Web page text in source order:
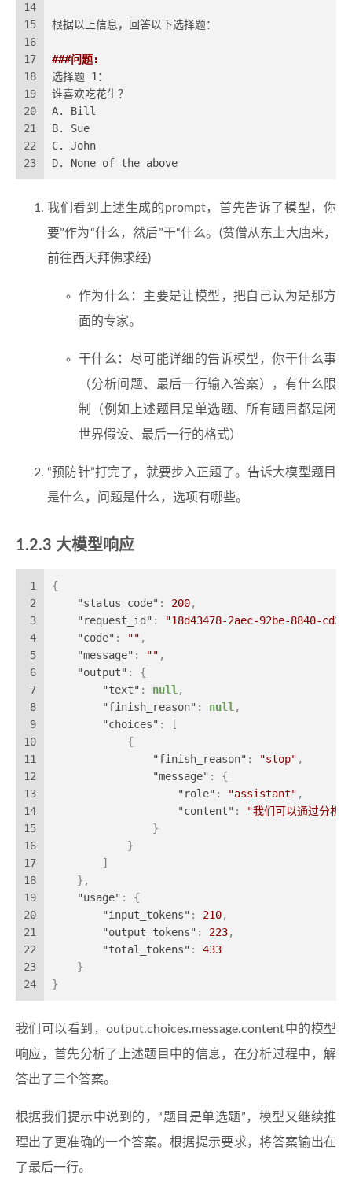
14
15
16
17
18
19
20
21
22
23
根据以上信息，回答以下选择题：
###问题:
选择题 1：
谁喜欢吃花生？
A. Bill
B. Sue
C. John
D. None of the above
我们看到上述生成的prompt，首先告诉了模型，你
要”作为“什么，然后”干“什么。(贫僧从东土大唐来，
前往西天拜佛求经)
作为什么：主要是让模型，把自己认为是那方
面的专家。
干什么：尽可能详细的告诉模型，你干什么事
（分析问题、最后一行输入答案），有什么限
制（例如上述题目是单选题、所有题目都是闭
世界假设、最后一行的格式）
“预防针”打完了，就要步入正题了。告诉大模型题目
是什么，问题是什么，选项有哪些。
1.2.3 大模型响应
1
2
3
4
5
6
7
8
9
10
11
12
13
14
15
16
17
18
19
20
21
22
23
24
{
"status_code" : 200,
"request_id" :
"18d43478-2aec-92be-8840-
"code" : "" ,
"message" : "" ,
"output" :
{
"text" : null ,
"finish_reason" : null ,
"choices" :
[
{
"finish_reason" : "stop" ,
"message" :
{
"role" : "assistant" ,
"content" :
"我们可以通过分析
}
}
]
} ,
"usage" :
{
"input_tokens" : 210,
"output_tokens" : 223,
"total_tokens" :
433
}
}
我们可以看到，output.choices.message.content中的模型
响应，首先分析了上述题目中的信息，在分析过程中，解
答出了三个答案。
根据我们提示中说到的，“题目是单选题”，模型又继续推
理出了更准确的一个答案。根据提示要求，将答案输出在
了最后一行。